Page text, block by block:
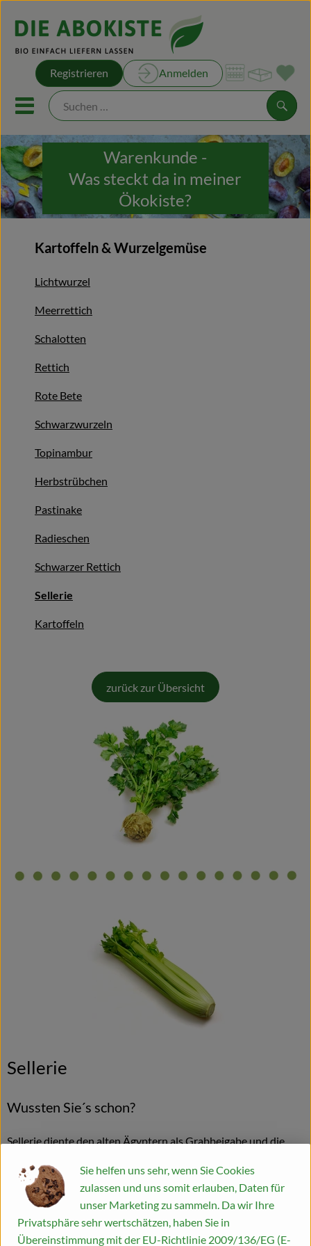
Registrieren Anmelden
Mobiles Menu öffnen oder
Unsere Kisten
Unsere Rezepte
Wir empfehlen
VINCE Weine
Über uns
Veranstaltungen
Warenkunde -
Was steckt da in meiner
Ökokiste?
Kartoffeln & Wurzelgemüse
Lichtwurzel
Meerrettich
Schalotten
Rettich
Rote Bete
Schwarzwurzeln
Topinambur
Herbstrübchen
Pastinake
Radieschen
Schwarzer Rettich
Sellerie
Kartoffeln
zurück zur Übersicht
Sellerie
Wussten Sie´s schon?
Sellerie diente den alten Ägyptern als Grabbeigabe und die
Unterwelt. Zudem trugen die alten Römer bei Festgelagen
oftmals Kränze aus Sellerie, um sich vor einem Kater zu
schützen. Vielleicht kommt daher die Selleriestange in der
Bloody Mary.
Sie helfen uns sehr, wenn Sie Cookies
zulassen und uns somit erlauben, Daten für
unser Marketing zu sammeln. Da wir Ihre
Privatsphäre sehr wertschätzen, haben Sie in
Übereinstimmung mit der EU-Richtlinie 2009/136/EG (E-